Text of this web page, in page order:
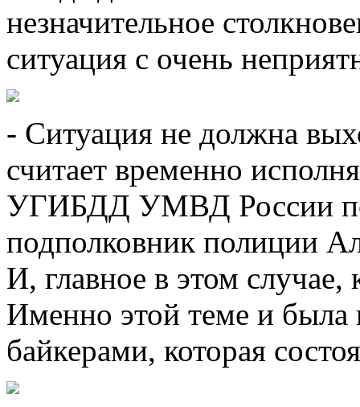
незначительное
ситуация с очень
- Ситуация не должна
считает временно
УГИБДД УМВД России по
подполковник полиции
И, главное в этом
Именно этой теме и была
байкерами, которая